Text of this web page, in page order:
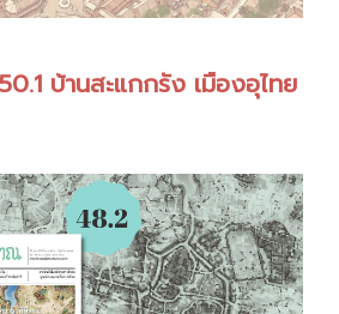
บ้านสะแกกรัง เมืองอุไทย